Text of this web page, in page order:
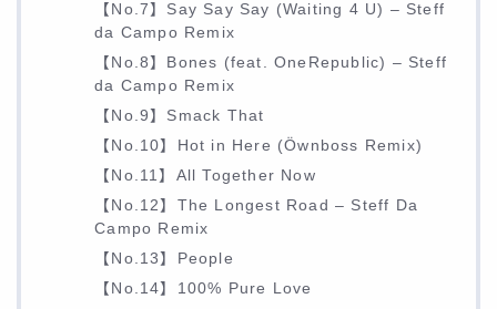
【No.7】Say Say Say (Waiting 4 U) – Steff
da Campo Remix
【No.8】Bones (feat. OneRepublic) – Steff
da Campo Remix
【No.9】Smack That
【No.10】Hot in Here (Öwnboss Remix)
【No.11】All Together Now
【No.12】The Longest Road – Steff Da
Campo Remix
【No.13】People
【No.14】100% Pure Love